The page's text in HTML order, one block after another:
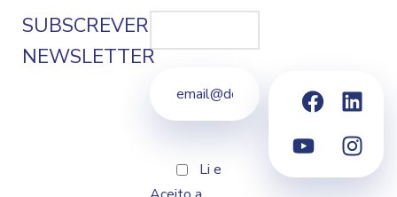
SUBSCREVER
NEWSLETTER
Li e